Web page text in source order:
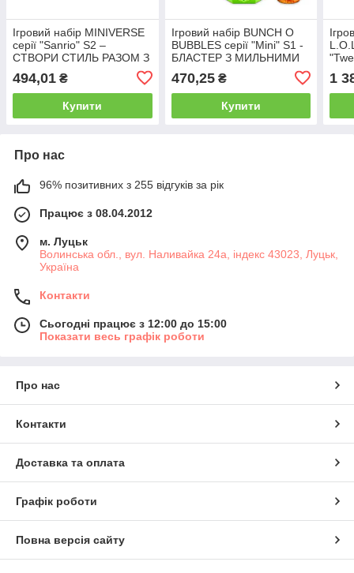
Ігровий набір MINIVERSE
серії "Sanrio" S2 –
СТВОРИ СТИЛЬ РАЗОМ З
ДРУЗЯМИ
494,01 ₴
Купити
Ігровий набір BUNCH O
BUBBLES серії "Mini" S1 -
БЛАСТЕР З МИЛЬНИМИ
470,25₴
Купити
1
Про нас
96% позитивних з 255 відгуків за рік
Працює з 08.04.2012
м. Луцьк
Волинська обл., вул. Наливайка 24а, індекс 43023, Луцьк,
Україна
Контакти
Сьогодні працює з 12:00 до 15:00
Показати весь графік роботи
Про нас
Контакти
Доставка та оплата
Графік роботи
Повна версія сайту